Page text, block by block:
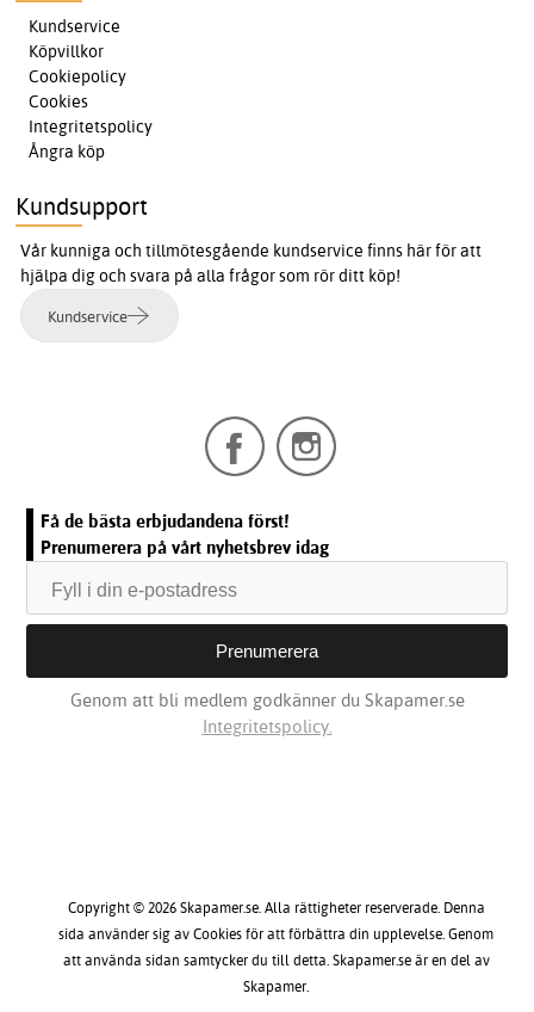
Kundservice
Köpvillkor
Cookiepolicy
Cookies
Integritetspolicy
Ångra köp
Kundsupport
Vår kunniga och tillmötesgående kundservice finns här för att
hjälpa dig och svara på alla frågor som rör ditt köp!
Kundservice
Få de bästa erbjudandena först!
Prenumerera på vårt nyhetsbrev idag
Genom att bli medlem godkänner du Skapamer.se
Integritetspolicy.
Copyright © 2026 Skapamer.se. Alla rättigheter reserverade. Denna
sida använder sig av Cookies för att förbättra din upplevelse. Genom
att använda sidan samtycker du till detta. Skapamer.se är en del av
Skapamer.